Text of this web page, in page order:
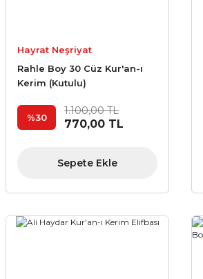
Hayrat Neşriyat
Rahle Boy 30 Cüz Kur'an-ı
Kerim (Kutulu)
%30
1.100,00 TL
770,00 TL
Sepete Ekle